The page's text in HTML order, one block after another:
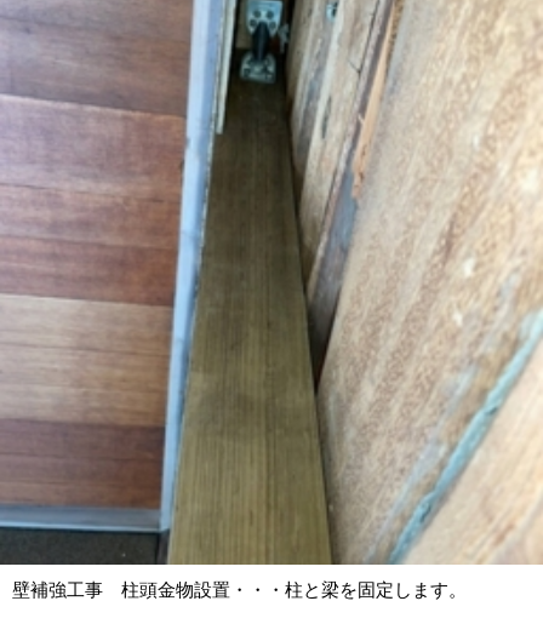
壁補強工事 柱頭金物設置・・・柱と梁を固定します。